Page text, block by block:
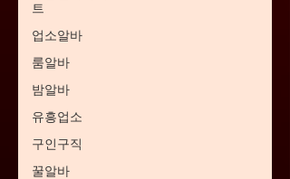
트
업소알바
룸알바
밤알바
유흥업소
구인구직
꿀알바